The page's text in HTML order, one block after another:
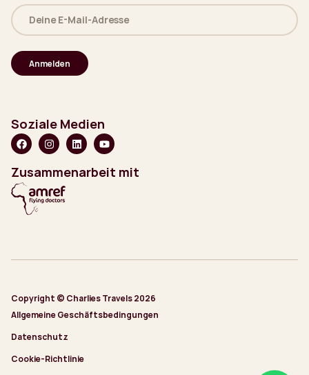
Deine
E-
Mail-
(erforderlich)
Soziale Medien
Zusammenarbeit mit
Copyright © Charlies Travels 2026
Allgemeine Geschäftsbedingungen
Datenschutz
Cookie-Richtlinie